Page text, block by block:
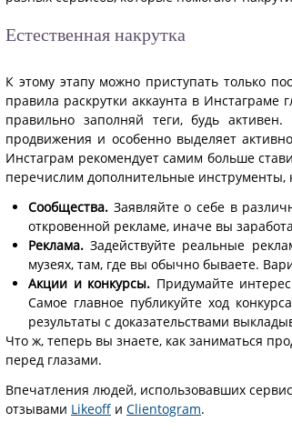
Естественная накрутка
К этому этапу можно приступать только
правила раскрутки аккаунта в Инстаграме
правильно заполняй теги, будь
продвижения и особенно выделяет
Инстаграм рекомендует самим больше
перечислим дополнительные инструменты,
Сообщества. Заявляйте о себе в
откровенной рекламе, иначе вы
Реклама. Задействуйте реальные
музеях, там, где вы обычно бываете.
Акции и конкурсы. Придумайте
Самое главное публикуйте ход
результаты с доказательствами
Что ж, теперь вы знаете, как заниматься
перед глазами.
Впечатления людей, использовавших
отзывами Likeoff и Clientogram.